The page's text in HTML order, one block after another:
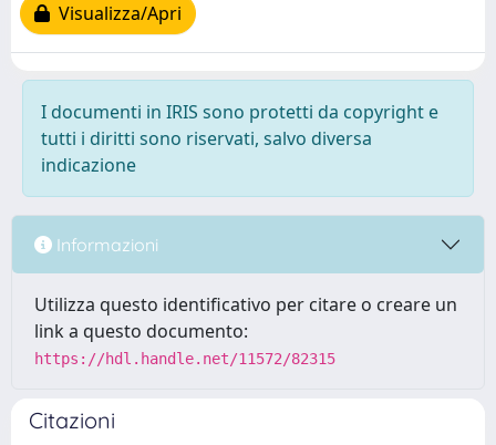
Visualizza/Apri
I documenti in IRIS sono protetti da copyright e
tutti i diritti sono riservati, salvo diversa
indicazione
Informazioni
Utilizza questo identificativo per citare o creare un
link a questo documento:
https://hdl.handle.net/11572/82315
Citazioni